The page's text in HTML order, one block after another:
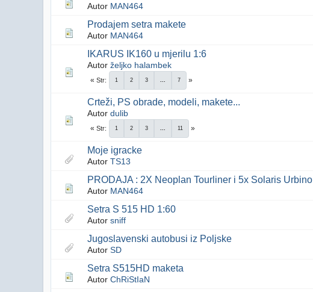
Autor MAN464
Prodajem setra makete
Autor MAN464
IKARUS IK160 u mjerilu 1:6
Autor željko halambek
Str 1 2 3 ... 7
Crteži, PS obrade, modeli, makete...
Autor dulib
Str 1 2 3 ... 11
Moje igracke
Autor TS13
PRODAJA : 2X Neoplan Tourliner i 5x Solaris Urbino
Autor MAN464
Setra S 515 HD 1:60
Autor sniff
Jugoslavenski autobusi iz Poljske
Autor SD
Setra S515HD maketa
Autor ChRiStIaN